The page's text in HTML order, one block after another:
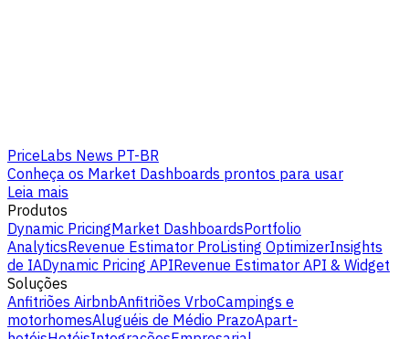
PriceLabs News PT-BR
Conheça os Market Dashboards prontos para usar
Leia mais
Produtos
Dynamic PricingMarket DashboardsPortfolio
AnalyticsRevenue Estimator ProListing OptimizerInsights
de IADynamic Pricing APIRevenue Estimator API & Widget
Soluções
Anfitriões AirbnbAnfitriões VrboCampings e
motorhomesAluguéis de Médio PrazoApart-